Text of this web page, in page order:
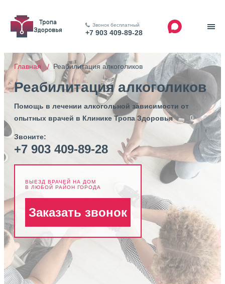
Звонок бесплатный
+7 903 409-89-28
Главная /Реабилитация алкоголиков
Реабилитация алкоголиков
Помощь в лечении алкогольной зависимости от
опытных врачей в Клинике Тропа Здоровья
Звоните:
+7 903 409-89-28
ВЫЕЗД ВРАЧЕЙ НА ДОМ
В ЛЮБОЙ РАЙОН ГОРОДА
Заказать звонок